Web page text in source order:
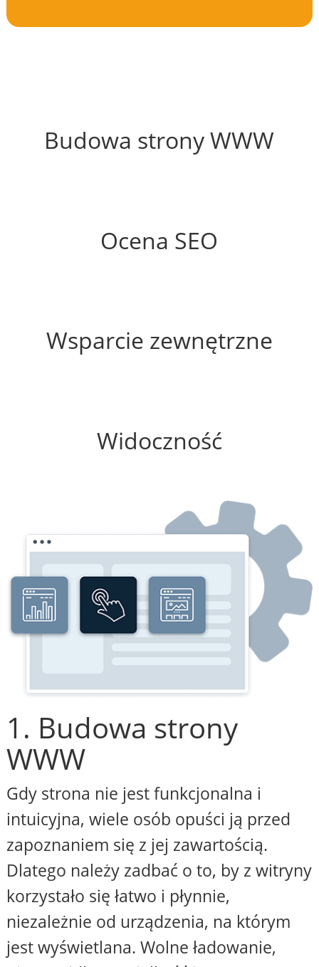
Budowa strony WWW
Ocena SEO
Wsparcie zewnętrzne
Widoczność
1. Budowa strony
WWW
Gdy strona nie jest funkcjonalna i
intuicyjna, wiele osób opuści ją przed
zapoznaniem się z jej zawartością.
Dlatego należy zadbać o to, by z witryny
korzystało się łatwo i płynnie,
niezależnie od urządzenia, na którym
jest wyświetlana. Wolne ładowanie,